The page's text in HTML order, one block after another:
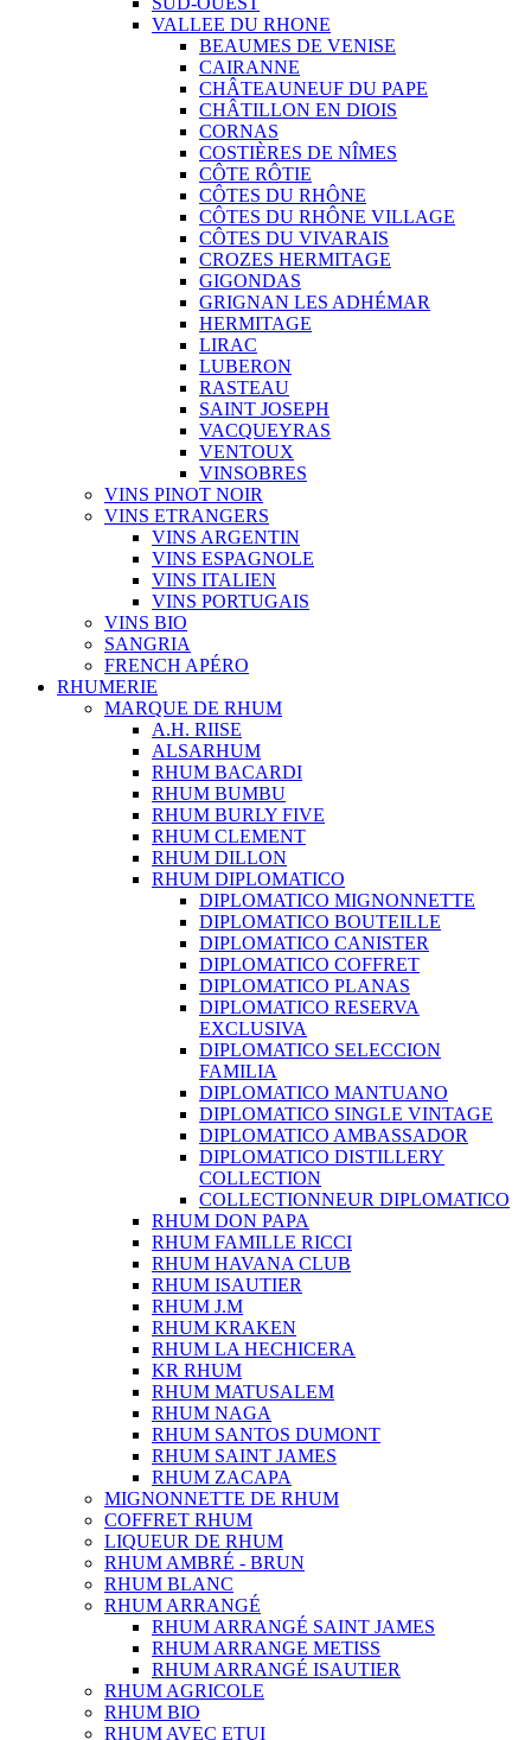
VALLEE DU RHONE
BEAUMES DE VENISE
CAIRANNE
CHÂTEAUNEUF DU PAPE
CHÂTILLON EN DIOIS
CORNAS
COSTIÈRES DE NÎMES
CÔTE RÔTIE
CÔTES DU RHÔNE
CÔTES DU RHÔNE VILLAGE
CÔTES DU VIVARAIS
CROZES HERMITAGE
GIGONDAS
GRIGNAN LES ADHÉMAR
HERMITAGE
LIRAC
LUBERON
RASTEAU
SAINT JOSEPH
VACQUEYRAS
VENTOUX
VINSOBRES
VINS PINOT NOIR
VINS ETRANGERS
VINS ARGENTIN
VINS ESPAGNOLE
VINS ITALIEN
VINS PORTUGAIS
VINS BIO
SANGRIA
FRENCH APÉRO
RHUMERIE
MARQUE DE RHUM
A.H. RIISE
ALSARHUM
RHUM BACARDI
RHUM BUMBU
RHUM BURLY FIVE
RHUM CLEMENT
RHUM DILLON
RHUM DIPLOMATICO
DIPLOMATICO MIGNONNETTE
DIPLOMATICO BOUTEILLE
DIPLOMATICO CANISTER
DIPLOMATICO COFFRET
DIPLOMATICO PLANAS
DIPLOMATICO RESERVA
EXCLUSIVA
DIPLOMATICO SELECCION
FAMILIA
DIPLOMATICO MANTUANO
DIPLOMATICO SINGLE VINTAGE
DIPLOMATICO AMBASSADOR
DIPLOMATICO DISTILLERY
COLLECTION
COLLECTIONNEUR DIPLOMATICO
RHUM DON PAPA
RHUM FAMILLE RICCI
RHUM HAVANA CLUB
RHUM ISAUTIER
RHUM J.M
RHUM KRAKEN
RHUM LA HECHICERA
KR RHUM
RHUM MATUSALEM
RHUM NAGA
RHUM SANTOS DUMONT
RHUM SAINT JAMES
RHUM ZACAPA
MIGNONNETTE DE RHUM
COFFRET RHUM
LIQUEUR DE RHUM
RHUM AMBRÉ - BRUN
RHUM BLANC
RHUM ARRANGÉ
RHUM ARRANGÉ SAINT JAMES
RHUM ARRANGE METISS
RHUM ARRANGÉ ISAUTIER
RHUM AGRICOLE
RHUM BIO
RHUM AVEC ETUI